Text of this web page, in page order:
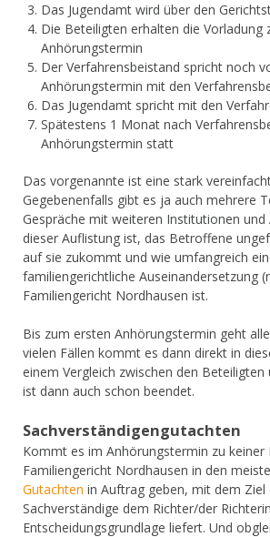
Das Jugendamt wird über den
Die Beteiligten erhalten die Vorladung
Anhörungstermin
Der Verfahrensbeistand spricht noch
Anhörungstermin mit den
Das Jugendamt spricht mit den
Spätestens 1 Monat nach
Anhörungstermin statt
Das vorgenannte ist eine stark
Gegebenenfalls gibt es ja auch mehrere
Gespräche mit weiteren Institutionen und
dieser Auflistung ist, das Betroffene
auf sie zukommt und wie umfangreich
familiengerichtliche Auseinandersetzung
Familiengericht Nordhausen ist.
Bis zum ersten Anhörungstermin geht
vielen Fällen kommt es dann direkt in
einem Vergleich zwischen den Beteiligten
ist dann auch schon beendet.
Sachverständigengutachten
Kommt es im Anhörungstermin zu keiner
Familiengericht Nordhausen in den
Gutachten in Auftrag geben, mit dem Ziel
Sachverständige dem Richter/der
Entscheidungsgrundlage liefert. Und